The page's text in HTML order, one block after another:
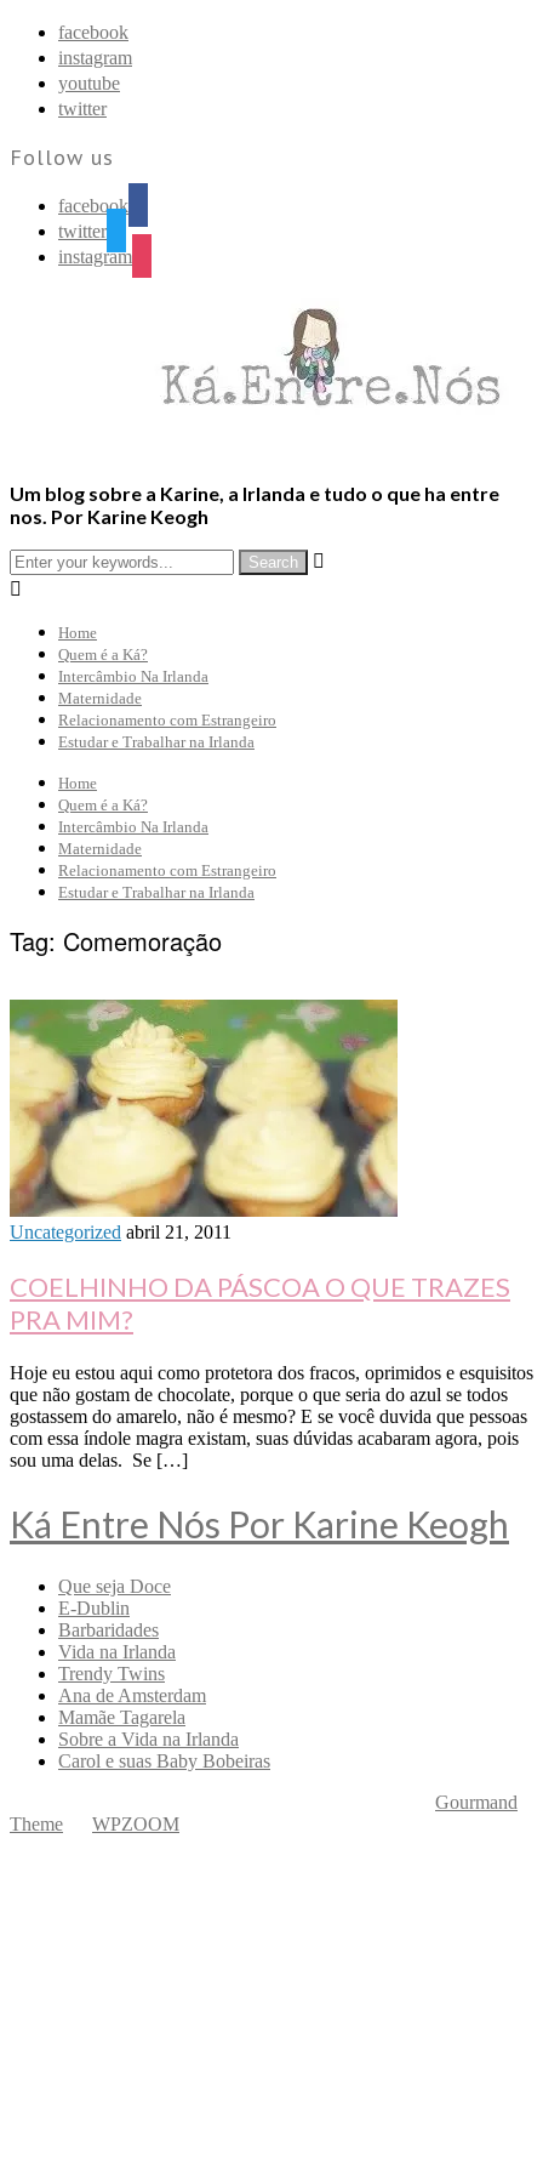
facebook
instagram
youtube
twitter
Follow us
facebook
twitter
instagram
Um blog sobre a Karine, a Irlanda e tudo o que ha entre
nos. Por Karine Keogh


Home
Quem é a Ká?
Intercâmbio Na Irlanda
Maternidade
Relacionamento com Estrangeiro
Estudar e Trabalhar na Irlanda
Home
Quem é a Ká?
Intercâmbio Na Irlanda
Maternidade
Relacionamento com Estrangeiro
Estudar e Trabalhar na Irlanda
Tag: Comemoração
Uncategorized abril 21, 2011
COELHINHO DA PÁSCOA O QUE TRAZES
PRA MIM?
Hoje eu estou aqui como protetora dos fracos, oprimidos e esquisitos
que não gostam de chocolate, porque o que seria do azul se todos
gostassem do amarelo, não é mesmo? E se você duvida que pessoas
com essa índole magra existam, suas dúvidas acabaram agora, pois
sou uma delas. Se […]
Ká Entre Nós Por Karine Keogh
Que seja Doce
E-Dublin
Barbaridades
Vida na Irlanda
Trendy Twins
Ana de Amsterdam
Mamãe Tagarela
Sobre a Vida na Irlanda
Carol e suas Baby Bobeiras
Gourmand
Theme
WPZOOM